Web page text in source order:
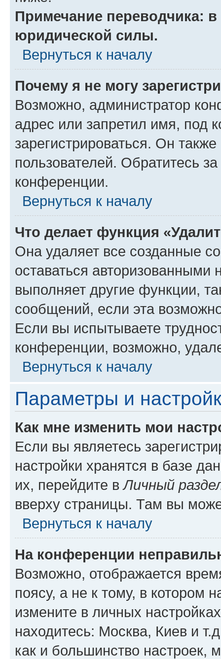
Примечание переводчика:
юридической силы.
Вернуться к началу
Почему я не могу
Возможно, администратор
адрес или запретил имя, под
зарегистрироваться. Он
пользователей. Обратитесь
конференции.
Вернуться к началу
Что делает функция
Она удаляет все созданные
оставаться авторизованными
выполняет другие функции,
сообщений, если эта
Если вы испытываете
конференции, возможно,
Вернуться к началу
Параметры и
Как мне изменить мои
Если вы являетесь
настройки хранятся в базе
их, перейдите вЛичный
вверху страницы. Там вы
Вернуться к началу
На конференции
Возможно, отображается
поясу, а не к тому, в котором
измените в личных
находитесь: Москва, Киев и
как и большинство настроек,